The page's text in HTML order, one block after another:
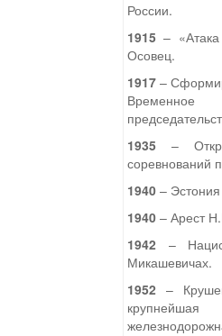
России.
1915– «Атака
Осовец.
1917–
1935–
соревнований
1940– Эстония
1940– Арест
1942–
Микашевичах.
1952–